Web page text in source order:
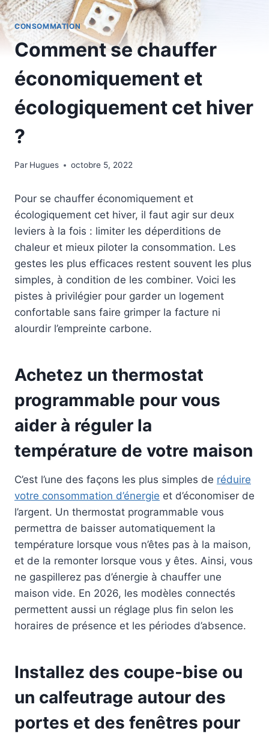
CONSOMMATION
Comment se chauffer
économiquement et
écologiquement cet hiver
?
Par Hugues octobre 5, 2022
Pour se chauffer économiquement et
écologiquement cet hiver, il faut agir sur deux
leviers à la fois : limiter les déperditions de
chaleur et mieux piloter la consommation. Les
gestes les plus efficaces restent souvent les plus
simples, à condition de les combiner. Voici les
pistes à privilégier pour garder un logement
confortable sans faire grimper la facture ni
alourdir l’empreinte carbone.
Achetez un thermostat
programmable pour vous
aider à réguler la
température de votre maison
C’est l’une des façons les plus simples de réduire
votre consommation d’énergie et d’économiser de
l’argent. Un thermostat programmable vous
permettra de baisser automatiquement la
température lorsque vous n’êtes pas à la maison,
et de la remonter lorsque vous y êtes. Ainsi, vous
ne gaspillerez pas d’énergie à chauffer une
maison vide. En 2026, les modèles connectés
permettent aussi un réglage plus fin selon les
horaires de présence et les périodes d’absence.
Installez des coupe-bise ou
un calfeutrage autour des
portes et des fenêtres pour